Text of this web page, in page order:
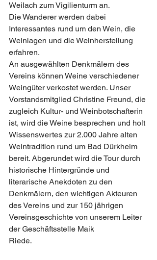
Weilach zum Vigilienturm an.
Die Wanderer werden dabei
Interessantes rund um den Wein, die
Weinlagen und die Weinherstellung
erfahren.
An ausgewählten Denkmälern des
Vereins können Weine verschiedener
Weingüter verkostet werden. Unser
Vorstandsmitglied Christine Freund, die
zugleich Kultur- und Weinbotschafterin
ist, wird die Weine besprechen und holt
Wissenswertes zur 2.000 Jahre alten
Weintradition rund um Bad Dürkheim
bereit. Abgerundet wird die Tour durch
historische Hintergründe und
literarische Anekdoten zu den
Denkmälern, den wichtigen Akteuren
des Vereins und zur 150 jährigen
Vereinsgeschichte von unserem Leiter
der Geschäftsstelle Maik
Riede.